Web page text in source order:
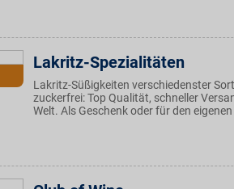
Lakritz-Spezialitäten
Lakritz-Süßigkeiten verschiedenster
zuckerfrei: Top Qualität, schneller
Welt. Als Geschenk oder für den